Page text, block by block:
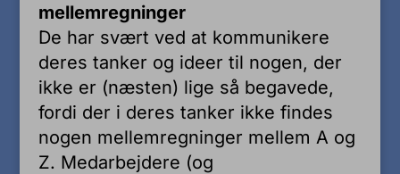
mellemregninger
De har svært ved at kommunikere
deres tanker og ideer til nogen, der
ikke er (næsten) lige så begavede,
fordi der i deres tanker ikke findes
nogen mellemregninger mellem A og
Z. Medarbejdere (og